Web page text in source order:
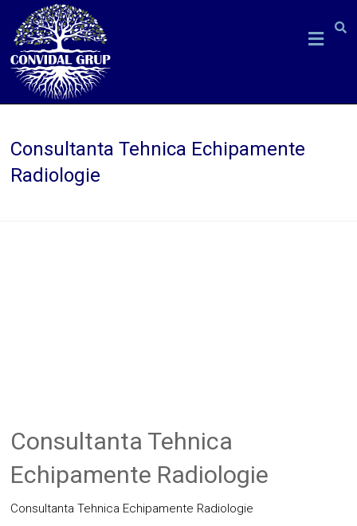
content
Convidal
Grup
medicale
Consultanta Tehnica Echipamente
Radiologie
Consultanta Tehnica
Echipamente Radiologie
Consultanta Tehnica Echipamente Radiologie